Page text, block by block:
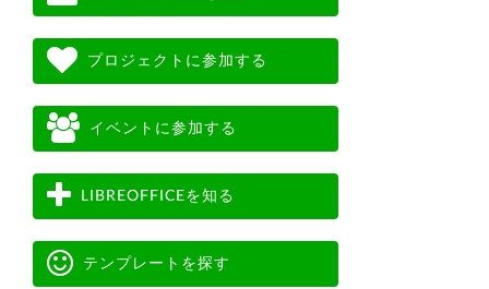
プロジェクトに参加する
イベントに参加する
LIBREOFFICEを知る
テンプレートを探す